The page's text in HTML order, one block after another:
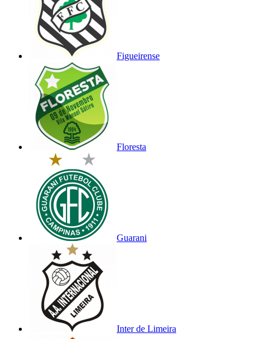
Figueirense
Floresta
Guarani
Inter de Limeira